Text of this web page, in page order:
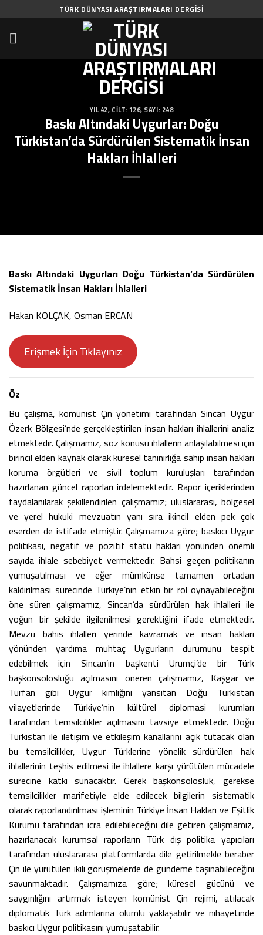
to
content
TÜRK DÜNYASI ARAŞTIRMALARI DERGISI
YIL 42, CILT: 126, SAYI: 248
Baskı Altındaki Uygurlar: Doğu
Türkistan’da Sürdürülen Sistematik İnsan
Hakları İhlalleri
Baskı Altındaki Uygurlar: Doğu Türkistan’da Sürdürülen
Sistematik İnsan Hakları İhlalleri
Hakan KOLÇAK, Osman ERCAN
Erişmek İçin Tıklayınız
Öz
Bu çalışma, komünist Çin yönetimi tarafından Sincan Uygur
Özerk Bölgesi’nde gerçekleştirilen insan hakları ihlallerini analiz
etmektedir. Çalışmamız, söz konusu ihlallerin anlaşılabilmesi için
birincil elden kaynak olarak küresel tanınırlığa sahip insan hakları
koruma örgütleri ve sivil toplum kuruluşları tarafından
hazırlanan güncel raporları irdelemektedir. Rapor içeriklerinden
faydalanılarak şekillendirilen çalışmamız; uluslararası, bölgesel
ve yerel hukuki mevzuatın yanı sıra ikincil elden pek çok
eserden de istifade etmiştir. Çalışmamıza göre; baskıcı Uygur
politikası, negatif ve pozitif statü hakları yönünden önemli
sayıda ihlale sebebiyet vermektedir. Bahsi geçen politikanın
yumuşatılması ve eğer mümkünse tamamen ortadan
kaldırılması sürecinde Türkiye’nin etkin bir rol oynayabileceğini
öne süren çalışmamız, Sincan’da sürdürülen hak ihlalleri ile
yoğun bir şekilde ilgilenilmesi gerektiğini ifade etmektedir.
Mevzu bahis ihlalleri yerinde kavramak ve insan hakları
yönünden yardıma muhtaç Uygurların durumunu tespit
edebilmek için Sincan’ın başkenti Urumçi’de bir Türk
başkonsolosluğu açılmasını öneren çalışmamız, Kaşgar ve
Turfan gibi Uygur kimliğini yansıtan Doğu Türkistan
vilayetlerinde Türkiye’nin kültürel diplomasi kurumları
tarafından temsilcilikler açılmasını tavsiye etmektedir. Doğu
Türkistan ile iletişim ve etkileşim kanallarını açık tutacak olan
bu temsilcilikler, Uygur Türklerine yönelik sürdürülen hak
ihlallerinin teşhis edilmesi ile ihlallere karşı yürütülen mücadele
sürecine katkı sunacaktır. Gerek başkonsolosluk, gerekse
temsilcilikler marifetiyle elde edilecek bilgilerin sistematik
olarak raporlandırılması işleminin Türkiye İnsan Hakları ve Eşitlik
Kurumu tarafından icra edilebileceğini dile getiren çalışmamız,
hazırlanacak kurumsal raporların Türk dış politika yapıcıları
tarafından uluslararası platformlarda dile getirilmekle beraber
Çin ile yürütülen ikili görüşmelerde de gündeme taşınabileceğini
savunmaktadır. Çalışmamıza göre; küresel gücünü ve
saygınlığını artırmak isteyen komünist Çin rejimi, atılacak
diplomatik Türk adımlarına olumlu yaklaşabilir ve nihayetinde
baskıcı Uygur politikasını yumuşatabilir.